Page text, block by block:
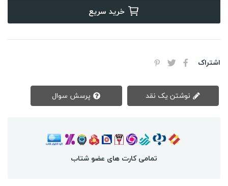
خرید سریع
اشتراک
تمامی کارت های عضو شتاب